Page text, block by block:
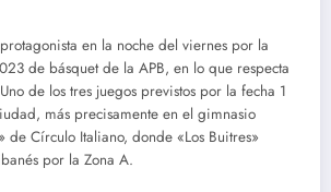
en la noche del viernes por la
de básquet de la APB, en lo que respecta
de los tres juegos previstos por la fecha 1
más precisamente en el gimnasio
de Círculo Italiano, donde «Los Buitres»
por la Zona A.